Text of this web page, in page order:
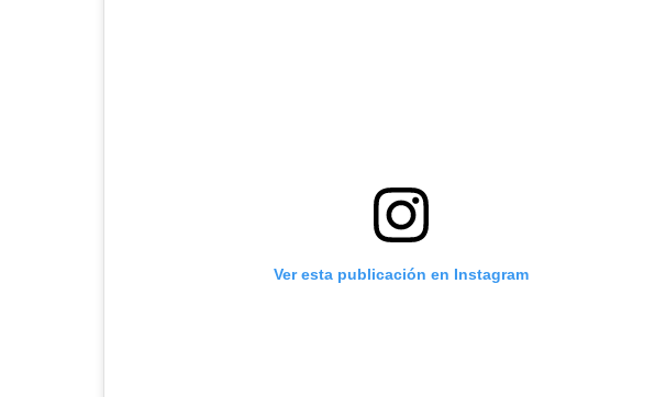
Ver esta publicación en Instagram